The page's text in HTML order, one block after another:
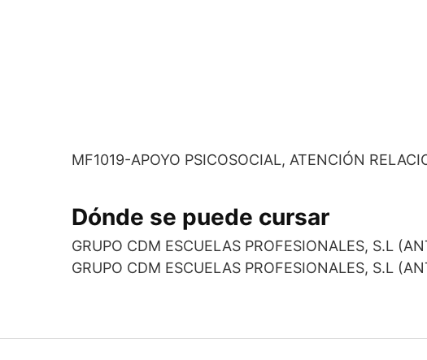
MF1019-APOYO PSICOSOCIAL, ATENCIÓN
Dónde se puede cursar
GRUPO CDM ESCUELAS PROFESIONALES, S.L
GRUPO CDM ESCUELAS PROFESIONALES, S.L